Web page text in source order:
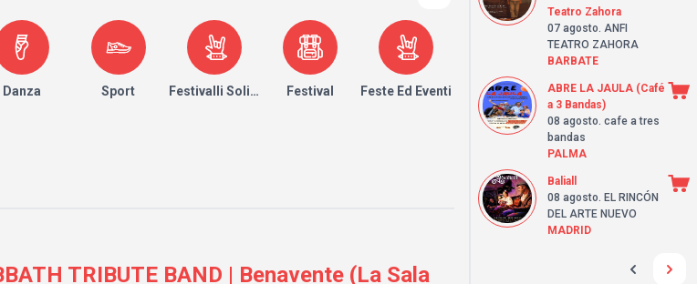
Danza Sport Festivalli Solidari Festival Feste Ed Eventi
TRIBUTE BAND | Benavente (La Sala
Teatro Zahora
07 agosto. ANFI
TEATRO ZAHORA
BARBATE
ABRE LA JAULA (Café
a 3 Bandas)
08 agosto. cafe a tres
bandas
PALMA
Baliall
08 agosto. EL RINCÓN
DEL ARTE NUEVO
MADRID